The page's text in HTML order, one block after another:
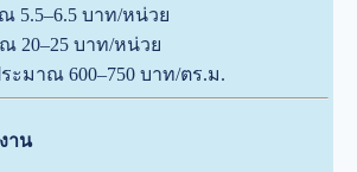
5.5–6.5 บาท/หน่วย
20–25 บาท/หน่วย
ะมาณ 600–750 บาท/ตร.ม.
าน